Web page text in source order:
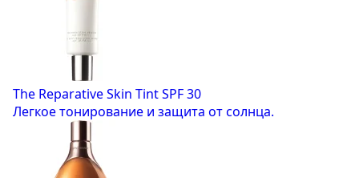
The Reparative Skin Tint SPF 30
Легкое тонирование и защита от солнца.